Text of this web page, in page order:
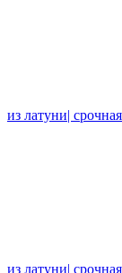
из латуни|
из латуни|